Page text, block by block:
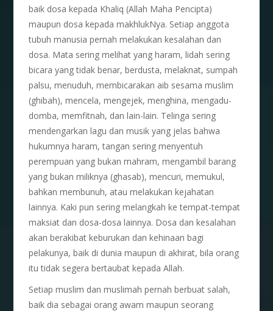
baik dosa kepada Khaliq (Allah Maha Pencipta)
maupun dosa kepada makhlukNya. Setiap anggota
tubuh manusia pernah melakukan kesalahan dan
dosa. Mata sering melihat yang haram, lidah sering
bicara yang tidak benar, berdusta, melaknat, sumpah
palsu, menuduh, membicarakan aib sesama muslim
(ghibah), mencela, mengejek, menghina, mengadu-
domba, memfitnah, dan lain-lain. Telinga sering
mendengarkan lagu dan musik yang jelas bahwa
hukumnya haram, tangan sering menyentuh
perempuan yang bukan mahram, mengambil barang
yang bukan miliknya (ghasab), mencuri, memukul,
bahkan membunuh, atau melakukan kejahatan
lainnya. Kaki pun sering melangkah ke tempat-tempat
maksiat dan dosa-dosa lainnya. Dosa dan kesalahan
akan berakibat keburukan dan kehinaan bagi
pelakunya, baik di dunia maupun di akhirat, bila orang
itu tidak segera bertaubat kepada Allah.
Setiap muslim dan muslimah pernah berbuat salah,
baik dia sebagai orang awam maupun seorang